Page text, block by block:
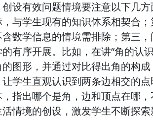
设有效问题情境要注意以下几
与学生现有的知识体系相契合
数学信息的情境需排除；第三
有序开展。比如，在讲“角的认
图形，并通过对比得出角的构
学生直观认识到两条边相交的
指出哪个是角，边和顶点在哪
情境的创设，激发学生不断探